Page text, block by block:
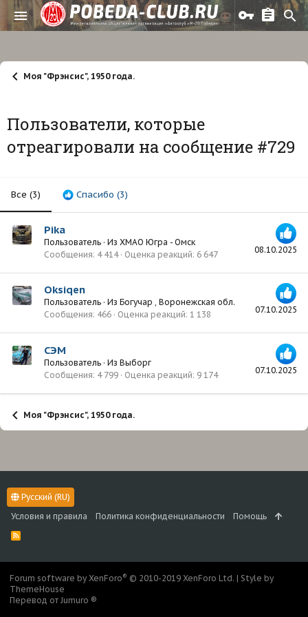
Моя "Фрэнсис", 1950 года.
Пользователи, которые
отреагировали на сообщение #729
Все (3) Спасибо (3)
08.10.2025
Pika
Пользователь · Из ХМАО Югра - Омск
Сообщения 4 414 Оценка реакций 6 647
07.10.2025
Oksiqen
Пользователь · Из Богучар , Воронежская обл.
Сообщения 466 Оценка реакций 1 138
07.10.2025
СЭМ
Пользователь · Из Выборг
Сообщения 4 799 Оценка реакций 9 174
Моя "Фрэнсис", 1950 года.
Русский (RU)
Условия и правила
Политика конфиденциальности Помощь
R
S
Forum software by XenForo® © 2010-2019 XenForo Ltd. | Style by
ThemeHouse
Перевод от Jumuro ®